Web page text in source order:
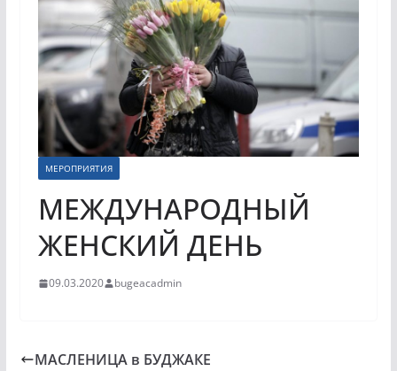
МЕРОПРИЯТИЯ
МЕЖДУНАРОДНЫЙ
ЖЕНСКИЙ ДЕНЬ
09.03.2020 bugeacadmin
МАСЛЕНИЦА в БУДЖАКЕ